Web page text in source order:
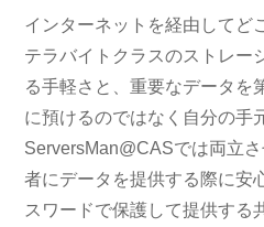
インターネットを経由してど
テラバイトクラスのストレー
る手軽さと、重要なデータを
に預けるのではなく自分の手
ServersMan@CASでは両立
者にデータを提供する際に安
スワードで保護して提供する